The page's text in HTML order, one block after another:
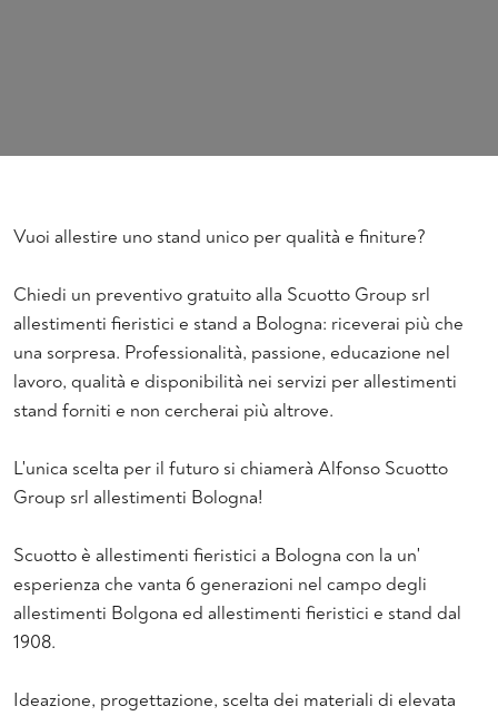
Vuoi allestire uno stand unico per qualità e finiture?
Chiedi un preventivo gratuito alla Scuotto Group srl
allestimenti fieristici e stand a Bologna: riceverai più che
una sorpresa. Professionalità, passione, educazione nel
lavoro, qualità e disponibilità nei servizi per allestimenti
stand forniti e non cercherai più altrove.
L'unica scelta per il futuro si chiamerà Alfonso Scuotto
Group srl allestimenti Bologna!
Scuotto è allestimenti fieristici a Bologna con la un'
esperienza che vanta 6 generazioni nel campo degli
allestimenti Bolgona ed allestimenti fieristici e stand dal
1908.
Ideazione, progettazione, scelta dei materiali di elevata